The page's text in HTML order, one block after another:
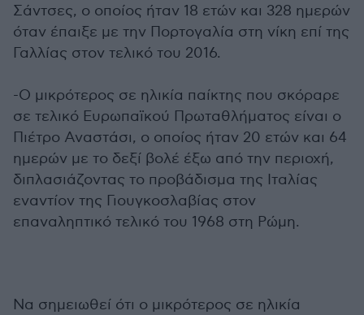
Σάντσες, ο οποίος ήταν 18 ετών και 328 ημερών
όταν έπαιξε με την Πορτογαλία στη νίκη επί της
Γαλλίας στον τελικό του 2016.
-Ο μικρότερος σε ηλικία παίκτης που σκόραρε
σε τελικό Ευρωπαϊκού Πρωταθλήματος είναι ο
Πιέτρο Αναστάσι, ο οποίος ήταν 20 ετών και 64
ημερών με το δεξί βολέ έξω από την περιοχή,
διπλασιάζοντας το προβάδισμα της Ιταλίας
εναντίον της Γιουγκοσλαβίας στον
επαναληπτικό τελικό του 1968 στη Ρώμη.
Να σημειωθεί ότι ο μικρότερος σε ηλικία